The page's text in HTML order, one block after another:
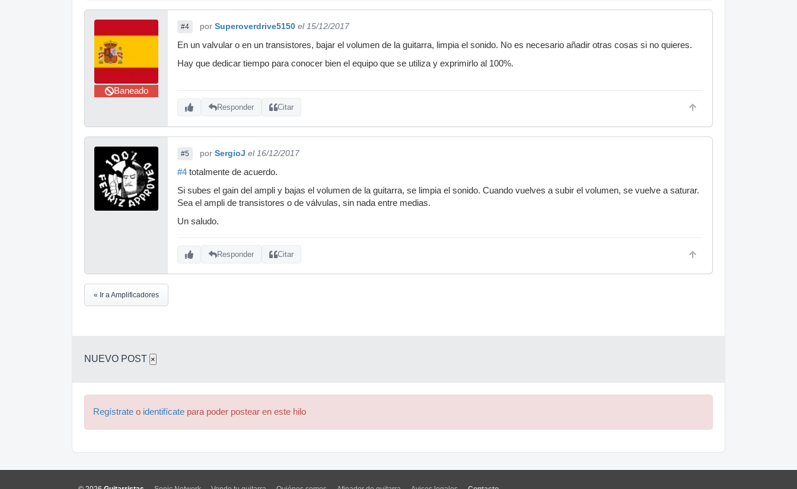
Baneado
#4 por Superoverdrive5150 el 15/12/2017
En un valvular o en un transistores, bajar el volumen de la guitarra, limpia el sonido. No es necesario añadir otras cosas si no quieres.
Hay que dedicar tiempo para conocer bien el equipo que se utiliza y exprimirlo al 100%.
Responder Citar
#5 por SergioJ el 16/12/2017
#4 totalmente de acuerdo.
Si subes el gain del ampli y bajas el volumen de la guitarra, se limpia el sonido. Cuando vuelves a subir el volumen, se vuelve a saturar.
Sea el ampli de transistores o de válvulas, sin nada entre medias.
Un saludo.
Responder Citar
« Ir a Amplificadores
NUEVO POST ×
Regístrate o identifícate para poder postear en este hilo